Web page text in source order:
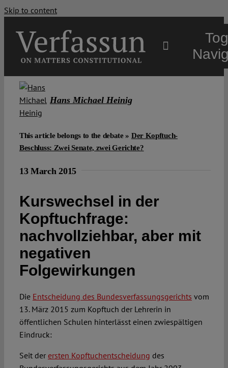
Skip to content
Projects
Authors
Hans Michael Heinig
This article belongs to the debate » Der Kopftuch-
Beschluss: Zwei Senate, zwei Gerichte?
13 March 2015
Kurswechsel in der
Kopftuchfrage:
nachvollziehbar, aber mit
negativen
Folgewirkungen
Die Entscheidung des Bundesverfassungsgerichts vom
13. März 2015 zum Kopftuch der Lehrerin in
öffentlichen Schulen hinterlässt einen zwiespältigen
Eindruck:
Seit der ersten Kopftuchentscheidung des